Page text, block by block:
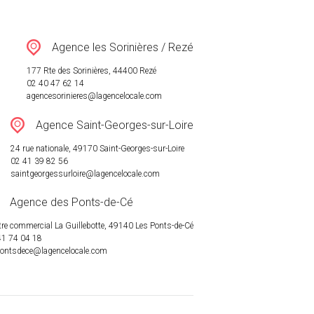
Agence les Sorinières / Rezé
177 Rte des Sorinières, 44400 Rezé
02 40 47 62 14
agencesorinieres@lagencelocale.com
Agence Saint-Georges-sur-Loire
24 rue nationale, 49170 Saint-Georges-sur-Loire
02 41 39 82 56
saintgeorgessurloire@lagencelocale.com
Agence des Ponts-de-Cé
commercial La Guillebotte, 49140 Les Ponts-de-Cé
74 04 18